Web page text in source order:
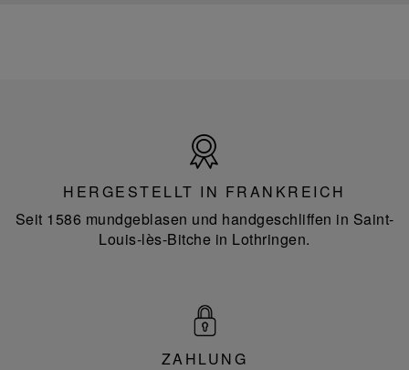
Frankreich
HERGESTELLT IN FRANKREICH
Seit 1586 mundgeblasen und handgeschliffen in Saint-
Louis-lès-Bitche in Lothringen.
ZAHLUNG